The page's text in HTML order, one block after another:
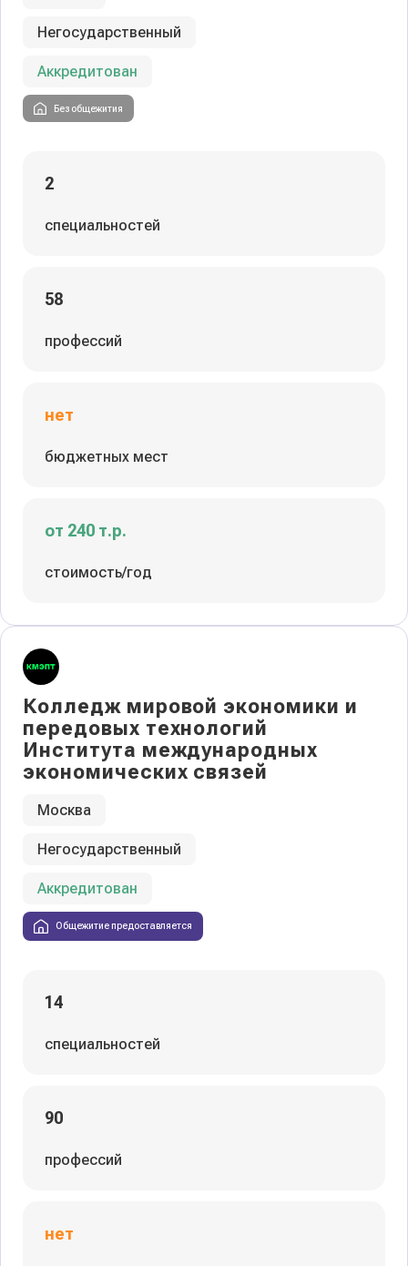
Негосударственный
Аккредитован
Без общежития
2
специальностей
58
профессий
нет
бюджетных мест
от 240 т.р.
стоимость/год
Колледж мировой экономики и
передовых технологий
Института международных
экономических связей
Москва
Негосударственный
Аккредитован
Общежитие предоставляется
14
специальностей
90
профессий
нет